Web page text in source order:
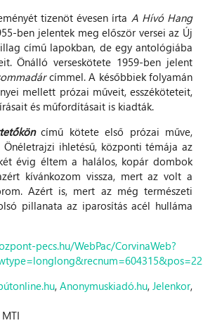
tizenöt évesen írta A Hívó Hang
ben jelentek meg először versei az Új
című lapokban, de egy antológiába
Önálló verseskötete 1959-ben jelent
címmel. A későbbiek folyamán
mellett prózai műveit, esszéköteteit,
és műfordításait is kiadták.
című kötete első prózai műve,
ihletésű, központi témája az
évig éltem a halálos, kopár dombok
kívánkozom vissza, mert az volt a
Azért is, mert az még természeti
pillanata az iparosítás acél hulláma
pecs.hu/WebPac/CorvinaWeb?
, Anonymuskiadó.hu, Jelenkor,